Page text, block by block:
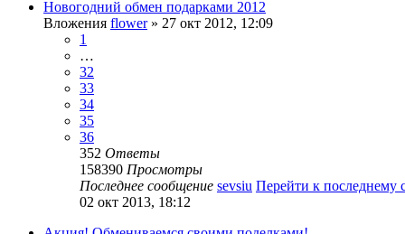
Новогодний обмен подарками 2012
Вложения flower» 27 окт 2012, 12:09
1
…
32
33
34
35
36
352 Ответы
158390 Просмотры
Последнее сообщение sevsiu Перейти к последнему
02 окт 2013, 18:12